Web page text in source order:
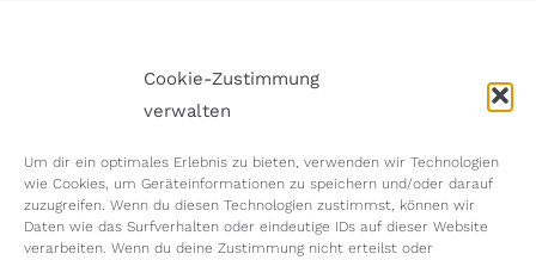
Cookie-Zustimmung
verwalten
Um dir ein optimales Erlebnis zu bieten, verwenden wir Technologien
wie Cookies, um Geräteinformationen zu speichern und/oder darauf
zuzugreifen. Wenn du diesen Technologien zustimmst, können wir
Daten wie das Surfverhalten oder eindeutige IDs auf dieser Website
verarbeiten. Wenn du deine Zustimmung nicht erteilst oder